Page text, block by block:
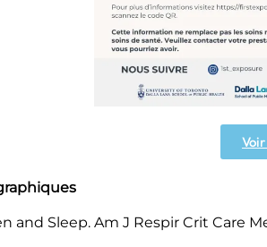
and Sleep. Am J Respir Crit Care